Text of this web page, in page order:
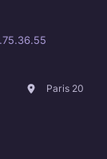
Paris 20